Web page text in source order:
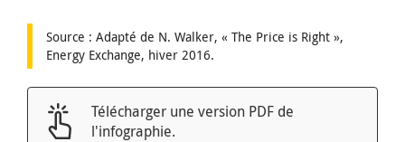
Source : Adapté de N. Walker, « The Price is Right »,
Energy Exchange, hiver 2016.
Télécharger une version PDF de
l'infographie.